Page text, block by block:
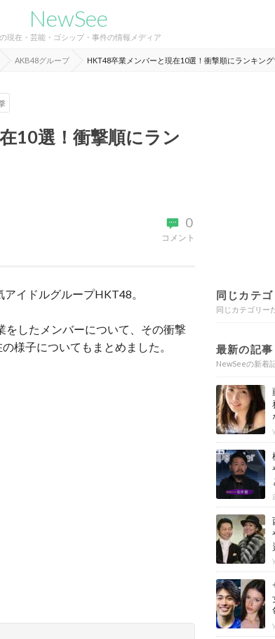
NewSee
現在・芸能・ゴシップ・事件の情報メディア
AKB48グループ HKT48卒業メンバーと現在10選！衝撃順にランキング
10選！衝撃順にラン
0
コメント
イドルグループHKT48。
したメンバーについて、その衝撃
様子についてもまとめました。
同じカテ
同じカテゴリー
最新の記事
NewSeeの新着